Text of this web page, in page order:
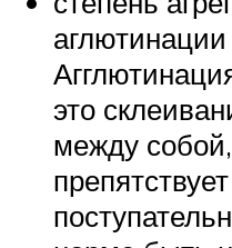
это
между